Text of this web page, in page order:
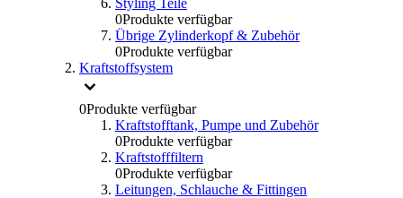
Styling Teile
0Produkte verfügbar
Übrige Zylinderkopf & Zubehör
0Produkte verfügbar
Kraftstoffsystem
0Produkte verfügbar
Kraftstofftank, Pumpe und Zubehör
0Produkte verfügbar
Kraftstofffiltern
0Produkte verfügbar
Leitungen, Schlauche & Fittingen